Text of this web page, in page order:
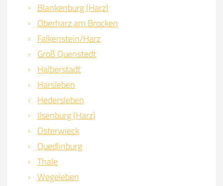
Blankenburg (Harz)
Oberharz am Brocken
Falkenstein/Harz
Groß Quenstedt
Halberstadt
Harsleben
Hedersleben
Ilsenburg (Harz)
Osterwieck
Quedlinburg
Thale
Wegeleben